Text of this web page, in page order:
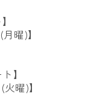
曜)】
】
曜)】